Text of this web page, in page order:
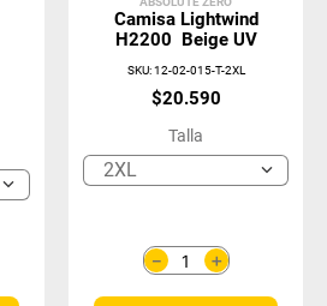
Camisa Lightwind
H2200 Beige UV
SKU:12-02-015-T-2XL
$20.590
Talla
2XL
＋
－